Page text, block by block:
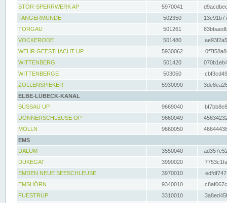
STÖR-SPERRWERK AP 5970041
TANGERMÜNDE
502350
TORGAU
501261
VOCKERODE
501480
WEHR GEESTHACHT UP
5930062
WITTENBERG
501420
WITTENBERGE
503050
ZOLLENSPIEKER
5930090
ELBE-LÜBECK-KANAL
BÜSSAU UP
9669040
DONNERSCHLEUSE OP
9660049
MÖLLN
9660050
EMS
DALUM
3550040
DUKEGAT
3990020
EMDEN NEUE SEESCHLEUSE
3970010
EMSHÖRN
9340010
FUESTRUP
3310010